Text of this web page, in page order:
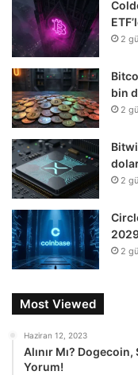
2
bin
2
2
2
Most Viewed
Haziran 12, 2023
Alınır Mı?
Yorum!